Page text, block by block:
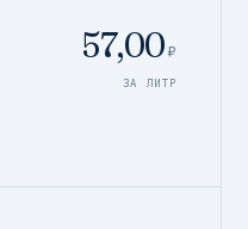
57,00₽
ЗА ЛИТР